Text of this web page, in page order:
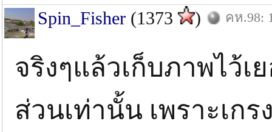
Spin_Fisher (1373 ) คห.98:
จริงๆแล้วเก็บภาพไว้เ
ส่วนเท่านั้น เพราะเก